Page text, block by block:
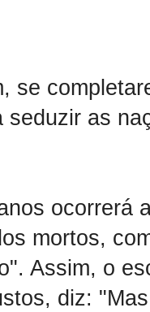
se
seduzir as
ocorrerá
mortos,
Assim, o
diz: